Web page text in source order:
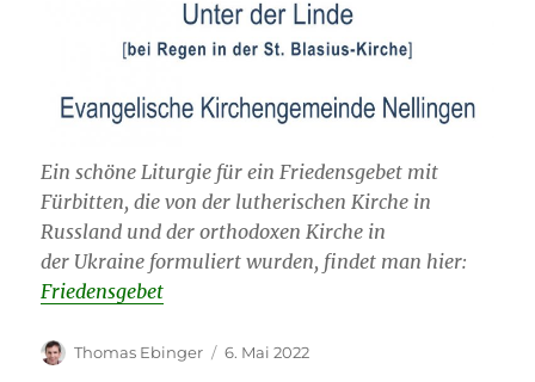
Ein schöne Liturgie für ein Friedensgebet mit
Fürbitten, die von der lutherischen Kirche in
Russland und der orthodoxen Kirche in
der Ukraine formuliert wurden, findet man hier:
Friedensgebet
Autor
Thomas Ebinger
Veröffentlicht
6. Mai 2022